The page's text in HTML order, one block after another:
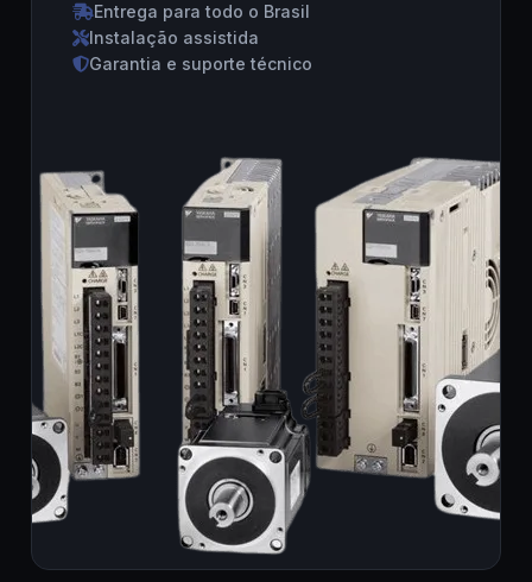
Entrega para todo o Brasil
Instalação assistida
Garantia e suporte técnico